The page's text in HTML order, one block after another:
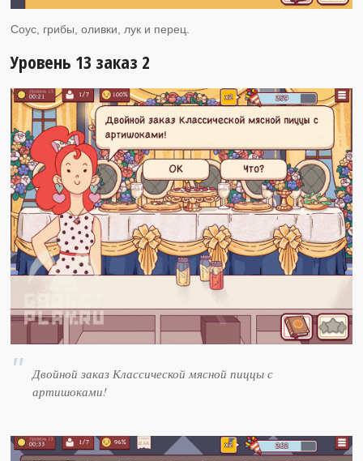
Соус, грибы, оливки, лук и перец.
Уровень 13 заказ 2
Двойной заказ Классической мясной пиццы с
артишоками!